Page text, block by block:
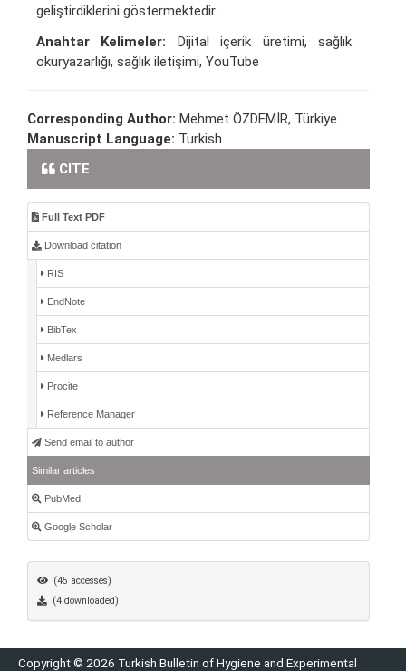
geliştirdiklerini göstermektedir.
Anahtar Kelimeler: Dijital içerik üretimi, sağlık
okuryazarlığı, sağlık iletişimi, YouTube
Corresponding Author: Mehmet ÖZDEMİR, Türkiye
Manuscript Language: Turkish
CITE
Full Text PDF
Download citation
RIS
EndNote
BibTex
Medlars
Procite
Reference Manager
Send email to author
Similar articles
PubMed
Google Scholar
(45 accesses)
(4 downloaded)
Copyright © 2026 Turkish Bulletin of Hygiene and Experimental